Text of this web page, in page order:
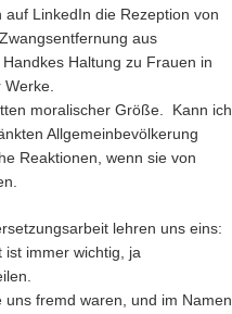
LinkedIn die Rezeption von
aus
Haltung zu Frauen in
moralischer Größe. Kann ich
Allgemeinbevölkerung
Reaktionen, wenn sie von
lehren uns eins:
ist immer wichtig, ja
fremd waren, und im Namen